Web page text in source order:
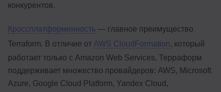
конкурентов.
Кроссплатформенность — главное преимущество
Terraform. В отличие от AWS CloudFormation, который
работает только с Amazon Web Services, Терраформ
поддерживает множество провайдеров: AWS, Microsoft
Azure, Google Cloud Platform, Yandex Cloud,